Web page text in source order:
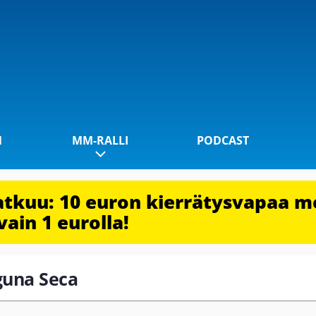
MM-RALLI PODCAST
10 euron kierrätysvapaa
1 eurolla!
Seca